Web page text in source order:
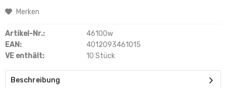
Merken
Artikel-Nr.:
46100w
EAN:
4012093461015
VE enthält:
10 Stück
Beschreibung